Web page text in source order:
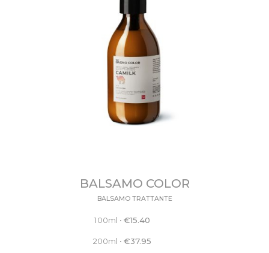
BALSAMO COLOR
BALSAMO TRATTANTE
100ml •€15.40
200ml •€37.95